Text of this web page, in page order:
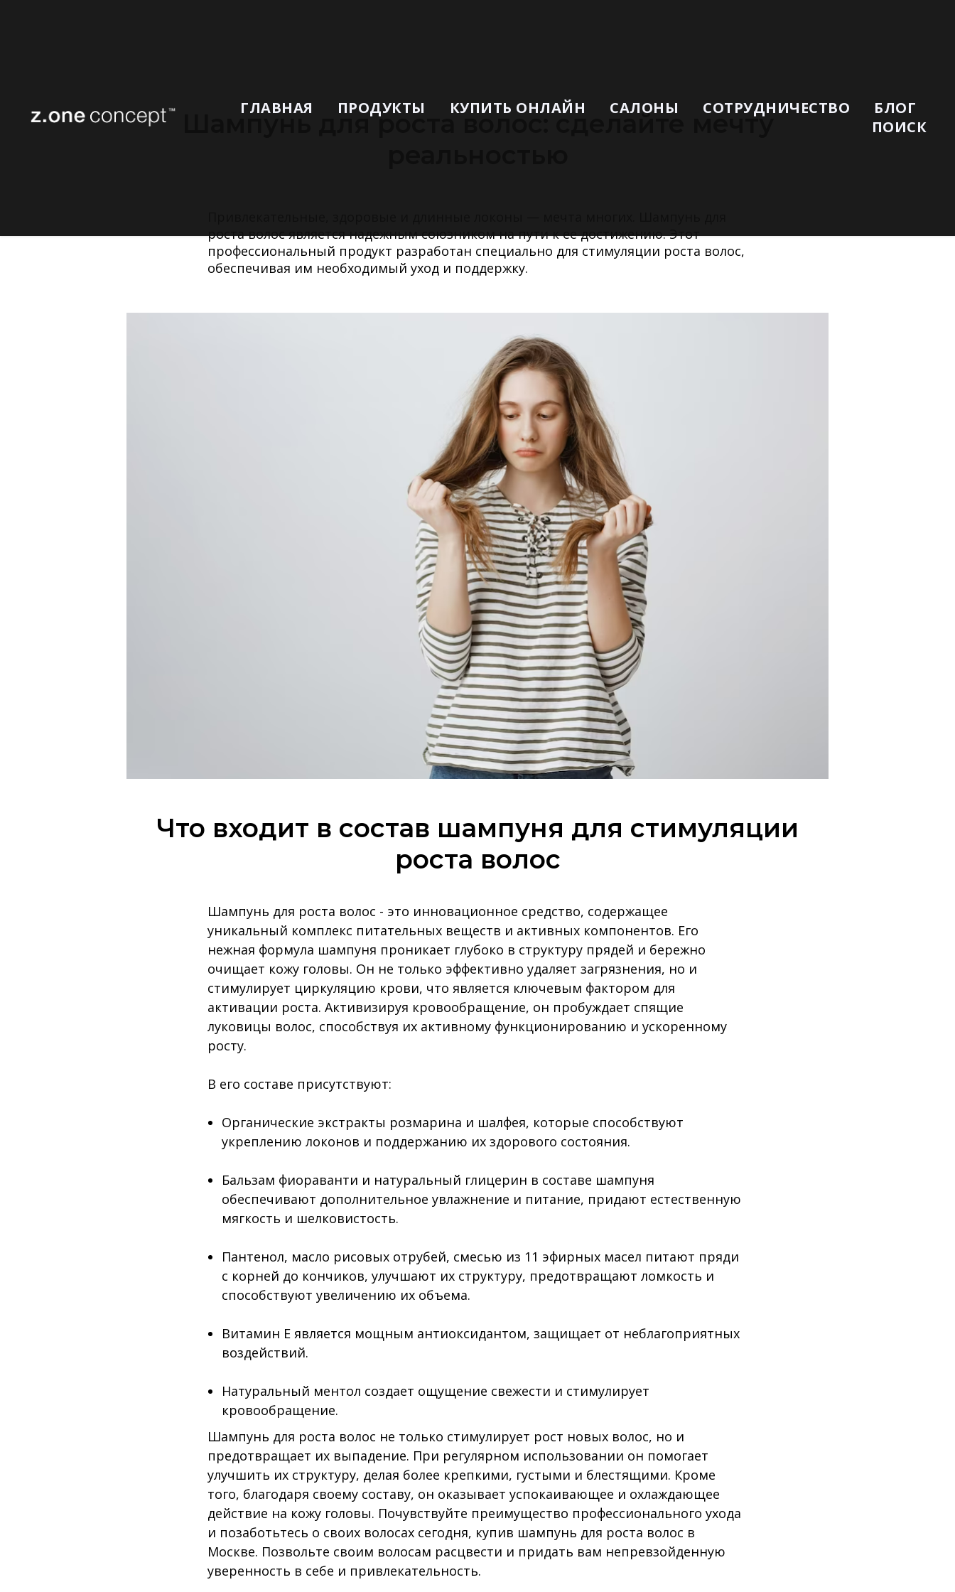
ГЛАВНАЯ ПРОДУКТЫ КУПИТЬ ОНЛАЙН САЛОНЫ СОТРУДНИЧЕСТВО
БЛОГ
ПОИСК
Шампунь для роста волос: сделайте мечту
роста волос является надежным союзником на пути к ее достижению. Этот
профессиональный продукт разработан специально для стимуляции роста волос,
обеспечивая им необходимый уход и поддержку.
Что входит в состав шампуня для стимуляции
роста волос
Шампунь для роста волос - это инновационное средство, содержащее
уникальный комплекс питательных веществ и активных компонентов. Его
нежная формула шампуня проникает глубоко в структуру прядей и бережно
очищает кожу головы. Он не только эффективно удаляет загрязнения, но и
стимулирует циркуляцию крови, что является ключевым фактором для
активации роста. Активизируя кровообращение, он пробуждает спящие
луковицы волос, способствуя их активному функционированию и ускоренному
росту.
В его составе присутствуют:
Органические экстракты розмарина и шалфея, которые способствуют
укреплению локонов и поддержанию их здорового состояния.
Бальзам фиораванти и натуральный глицерин в составе шампуня
обеспечивают дополнительное увлажнение и питание, придают естественную
мягкость и шелковистость.
Пантенол, масло рисовых отрубей, смесью из 11 эфирных масел питают пряди
с корней до кончиков, улучшают их структуру, предотвращают ломкость и
способствуют увеличению их объема.
Витамин Е является мощным антиоксидантом, защищает от неблагоприятных
воздействий.
Натуральный ментол создает ощущение свежести и стимулирует
кровообращение.
Шампунь для роста волос не только стимулирует рост новых волос, но и
предотвращает их выпадение. При регулярном использовании он помогает
улучшить их структуру, делая более крепкими, густыми и блестящими. Кроме
того, благодаря своему составу, он оказывает успокаивающее и охлаждающее
действие на кожу головы. Почувствуйте преимущество профессионального ухода
и позаботьтесь о своих волосах сегодня, купив шампунь для роста волос в
Москве. Позвольте своим волосам расцвести и придать вам непревзойденную
уверенность в себе и привлекательность.